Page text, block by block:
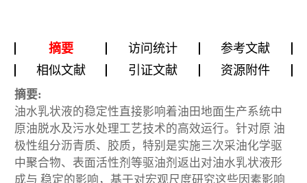
摘要 访问统计
参考文献
相似文献
引证文献 资源附件
摘要:
油水乳状液的稳定性直接影响着油田地面生产系统中
原油脱水及污水处理工艺技术的高效运行。针对原 油
极性组分沥青质、胶质，特别是实施三次采油化学驱
中聚合物、表面活性剂等驱油剂返出对油水乳状液形
成与 稳定的影响，基于对宏观尺度研究这些因素影响